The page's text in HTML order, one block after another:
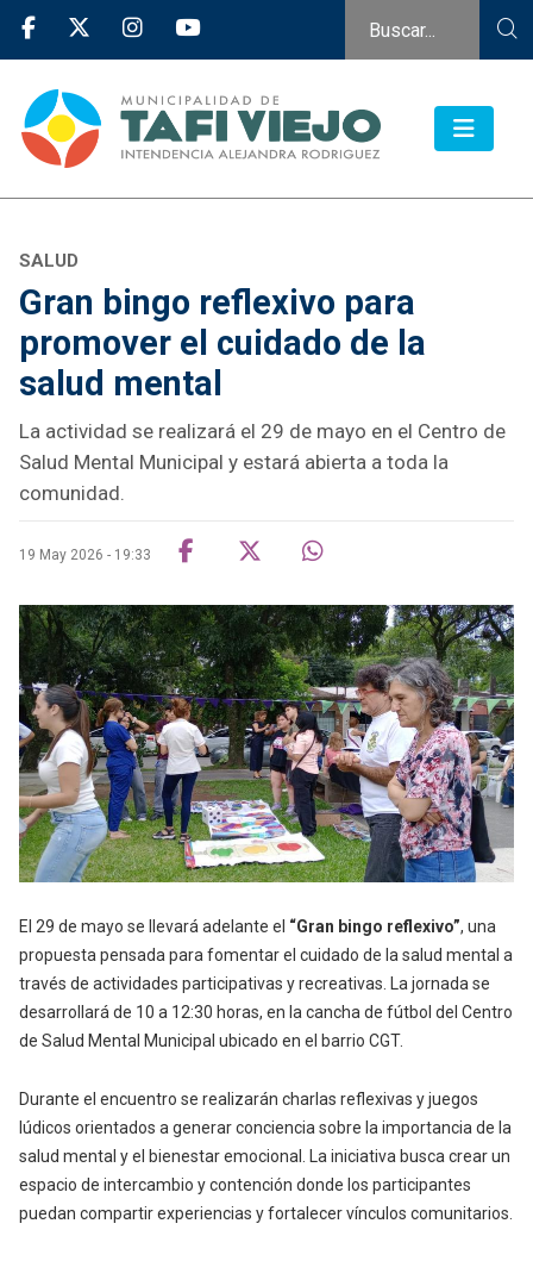
SALUD
Gran bingo reflexivo para
promover el cuidado de la
salud mental
La actividad se realizará el 29 de mayo en el Centro de
Salud Mental Municipal y estará abierta a toda la
comunidad.
19 May 2026 - 19:33
El 29 de mayo se llevará adelante el “Gran bingo reflexivo”, una
propuesta pensada para fomentar el cuidado de la salud mental a
través de actividades participativas y recreativas. La jornada se
desarrollará de 10 a 12:30 horas, en la cancha de fútbol del Centro
de Salud Mental Municipal ubicado en el barrio CGT.
Durante el encuentro se realizarán charlas reflexivas y juegos
lúdicos orientados a generar conciencia sobre la importancia de la
salud mental y el bienestar emocional. La iniciativa busca crear un
espacio de intercambio y contención donde los participantes
puedan compartir experiencias y fortalecer vínculos comunitarios.